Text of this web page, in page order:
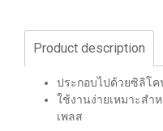
Product description
ประกอบไปด้วยซิลิโค
ใช้งานง่ายเหมาะสำ
เพลส